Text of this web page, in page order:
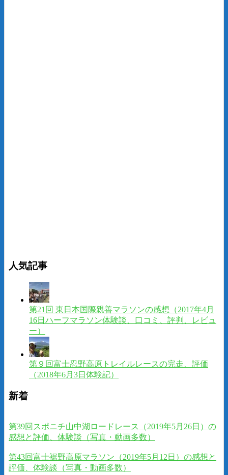
人気記事
第21回 東日本国際親善マラソンの感想（2017年4月
16日ハーフマラソン体験談、口コミ、評判、レビュ
ー）
第９回富士忍野高原トレイルレースの完走、評価
（2018年6月3日体験記）
新着
第39回スポニチ山中湖ロードレース（2019年5月26日）の
感想と評価、体験談（写真・動画多数）
第43回富士裾野高原マラソン（2019年5月12日）の感想と
評価、体験談（写真・動画多数）